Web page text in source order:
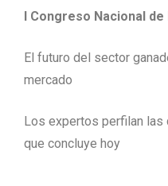
I Congreso Nacional
El futuro del sector
mercado
Los expertos perfilan
que concluye hoy